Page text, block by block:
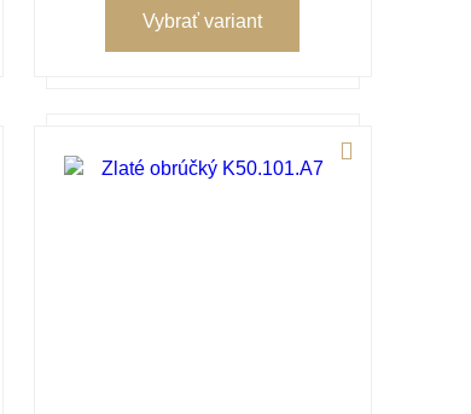
Vybrať variant